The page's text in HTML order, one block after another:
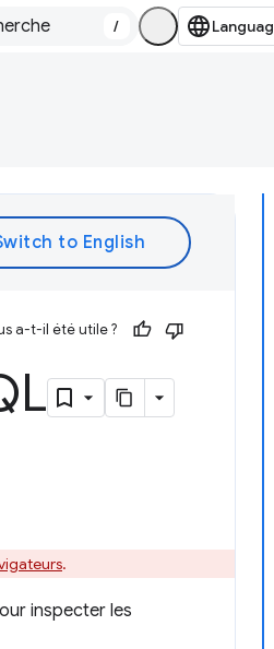
/
a-t-il été utile ?
.
inspecter les